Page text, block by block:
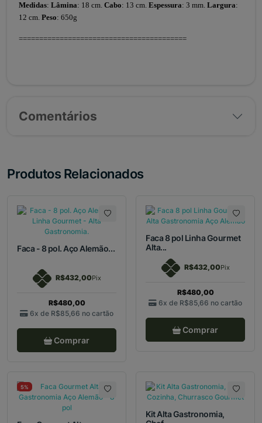
Medidas: Lâmina: 18 cm. Cabo: 13 cm. Espessura: 3 mm. Largura:
12 cm. Peso: 650g
=========================================
Comentários
Produtos Relacionados
Faca - 8 pol. Aço Alemão...
R$432,00Pix
R$480,00
6x de R$85,66 no cartão
Comprar
Faca 8 pol Linha Gourmet
Alta...
R$432,00Pix
R$480,00
6x de R$85,66 no cartão
Comprar
5%
Kit Alta Gastronomia,